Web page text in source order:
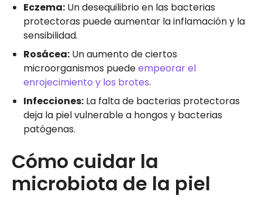
Eczema: Un desequilibrio en las bacterias
protectoras puede aumentar la inflamación y la
sensibilidad.
Rosácea: Un aumento de ciertos
microorganismos puedeempeorar el
enrojecimiento y los brotes.
Infecciones: La falta de bacterias protectoras
deja la piel vulnerable a hongos y bacterias
patógenas.
Cómo cuidar la
microbiota de la piel